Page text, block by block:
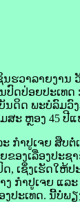
ວາ​ລາຍ​ງານ ​ວັ
ປົດ​ປ່ອຍປະ​ເທດ
ນດິດ ​ພະ​ບໍລົມ​ວົ
ສະ ຫຼອງ 45 ປີ​
ຳປູເຈຍ ສືບຕໍ່​
ອງເລື່ອງ​ປະຊ
, ເຊິ່ງ​ເຮັດ​ໃຫ້​
ກຳປູເຈຍ ແລ
ປະເທດ. ນີ້​ບໍ່​ພ